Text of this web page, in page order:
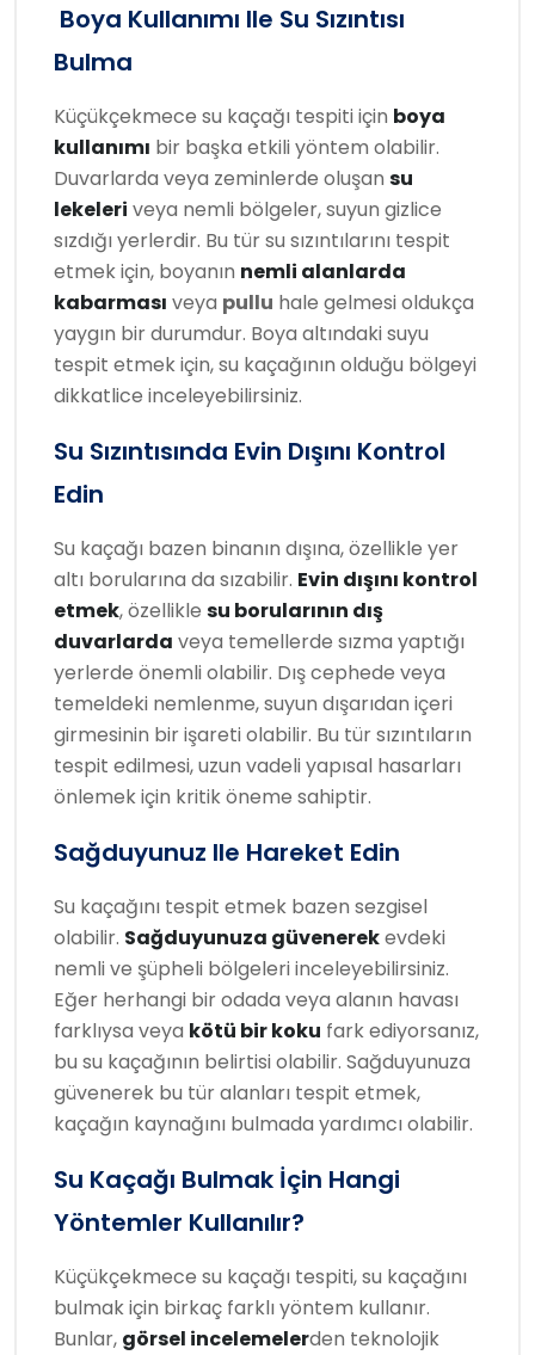
Boya Kullanımı Ile Su Sızıntısı
Bulma
Küçükçekmece su kaçağı tespiti için boya
kullanımı bir başka etkili yöntem olabilir.
Duvarlarda veya zeminlerde oluşan su
lekeleri veya nemli bölgeler, suyun gizlice
sızdığı yerlerdir. Bu tür su sızıntılarını tespit
etmek için, boyanın nemli alanlarda
kabarması veya pullu hale gelmesi oldukça
yaygın bir durumdur. Boya altındaki suyu
tespit etmek için, su kaçağının olduğu bölgeyi
dikkatlice inceleyebilirsiniz.
Su Sızıntısında Evin Dışını Kontrol
Edin
Su kaçağı bazen binanın dışına, özellikle yer
altı borularına da sızabilir. Evin dışını kontrol
etmek, özellikle su borularının dış
duvarlarda veya temellerde sızma yaptığı
yerlerde önemli olabilir. Dış cephede veya
temeldeki nemlenme, suyun dışarıdan içeri
girmesinin bir işareti olabilir. Bu tür sızıntıların
tespit edilmesi, uzun vadeli yapısal hasarları
önlemek için kritik öneme sahiptir.
Sağduyunuz Ile Hareket Edin
Su kaçağını tespit etmek bazen sezgisel
olabilir. Sağduyunuza güvenerekevdeki
nemli ve şüpheli bölgeleri inceleyebilirsiniz.
Eğer herhangi bir odada veya alanın havası
farklıysa veya kötü bir koku fark ediyorsanız,
bu su kaçağının belirtisi olabilir. Sağduyunuza
güvenerek bu tür alanları tespit etmek,
kaçağın kaynağını bulmada yardımcı olabilir.
Su Kaçağı Bulmak İçin Hangi
Yöntemler Kullanılır?
Küçükçekmece su kaçağı tespiti, su kaçağını
bulmak için birkaç farklı yöntem kullanır.
Bunlar, görsel incelemelerden teknolojik